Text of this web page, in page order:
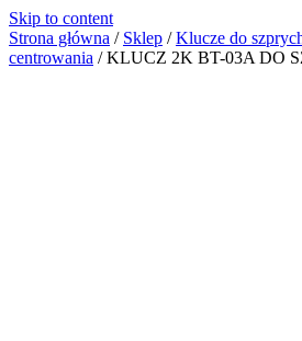
Skip to content
Strona główna / Sklep / Klucze do
centrowania / KLUCZ 2K BT-03A DO